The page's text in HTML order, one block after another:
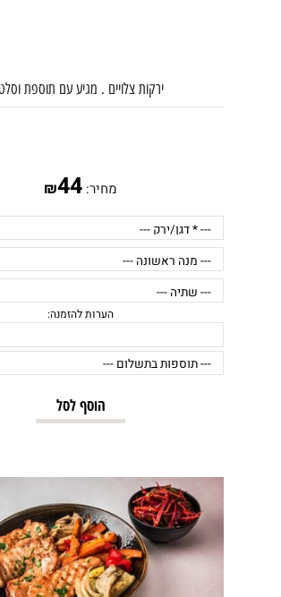
ירקות צלויים . מגיע עם תוספת וסלט
מחיר: ₪44
הוסף לסל